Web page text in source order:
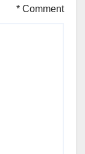
Comment
*